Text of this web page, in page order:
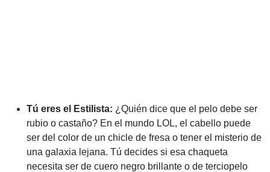
Tú eres el Estilista: ¿Quién dice que el pelo debe ser
rubio o castaño? En el mundo LOL, el cabello puede
ser del color de un chicle de fresa o tener el misterio de
una galaxia lejana. Tú decides si esa chaqueta
necesita ser de cuero negro brillante o de terciopelo